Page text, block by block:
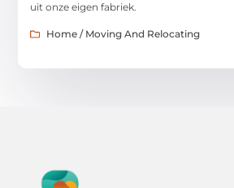
uit onze eigen fabriek.
Home / Moving And Relocating